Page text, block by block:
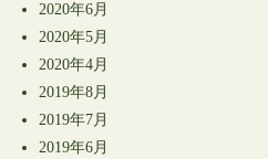
2020年6月
2020年5月
2020年4月
2019年8月
2019年7月
2019年6月